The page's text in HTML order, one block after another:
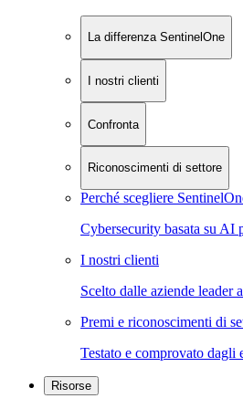
La differenza SentinelOne
I nostri clienti
Confronta
Riconoscimenti di settore
Perché scegliere
Cybersecurity basata su AI
I nostri clienti
Scelto dalle aziende leader
Premi e riconoscimenti di
Testato e comprovato dagli
Risorse